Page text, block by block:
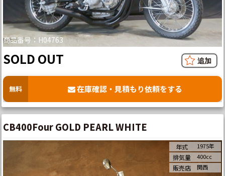
商品番号：H04763
SOLD OUT
無料 在庫確認・見積もり依頼をする
CB400Four GOLD PEARL WHITE
年式 1975年
排気量 400cc
販売店 関西